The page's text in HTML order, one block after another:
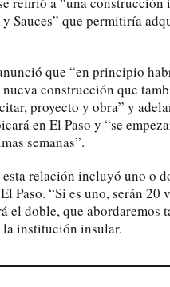
y Sauces” que permitiría
que “en principio
construcción que
proyecto y obra” y
en El Paso y “se
semanas”.
esta relación incluyó uno o
Paso. “Si es uno, serán 20
el doble, que abordaremos
la institución insular.